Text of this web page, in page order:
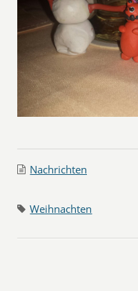
Nachrichten
Weihnachten